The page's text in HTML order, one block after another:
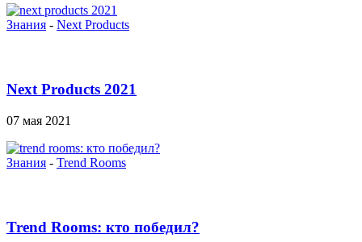
Знания - Next Products
Next Products 2021
07 мая 2021
Знания - Trend Rooms
Trend Rooms: кто победил?